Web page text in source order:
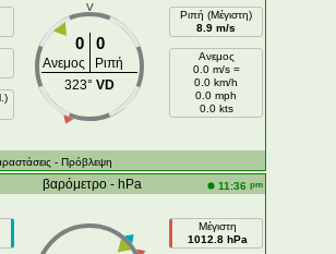
V
0 0
Ανεμος
Ριπή
323° VD
Ριπή (Μέγιστη)
8.9 m/s
Ανεμος
0.0 m/s =
0.0 km/h
0.0 mph
0.0 kts
- Πρόβλεψη
βαρόμετρο - hPa 11:36 pm
Μέγιστη
1012.8 hPa